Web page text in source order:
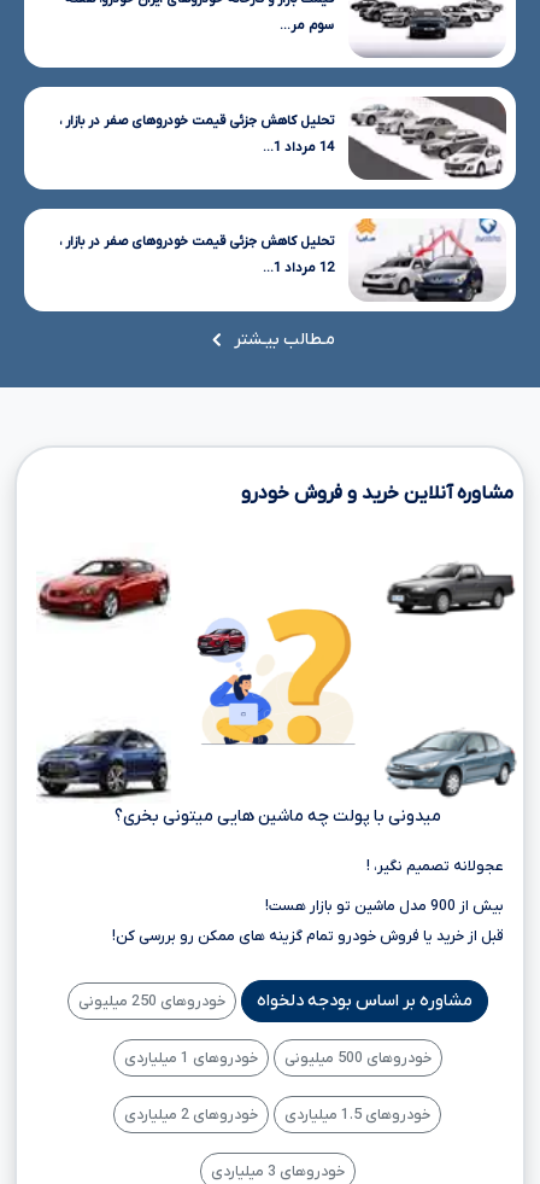
سوم مر...
تحلیل کاهش جزئی قیمت خودروهای صفر در بازار ،
14 مرداد 1...
تحلیل کاهش جزئی قیمت خودروهای صفر در بازار ،
12 مرداد 1...
مـطالب بیـشتر
مشاوره آنلاین خرید و فروش خودرو
میدونی با پولت چه ماشین هایی میتونی بخری؟
عجولانه تصمیم نگیر، !
بیش از 900 مدل ماشین تو بازار هست!
قبل از خرید یا فروش خودرو تمام گزینه های ممکن رو بررسی کن!
مشاوره بر اساس بودجه دلخواه خودروهای 250 میلیونی
خودروهای 500 میلیونی خودروهای 1 میلیاردی
خودروهای 1.5 میلیاردی خودروهای 2 میلیاردی
خودروهای 3 میلیاردی